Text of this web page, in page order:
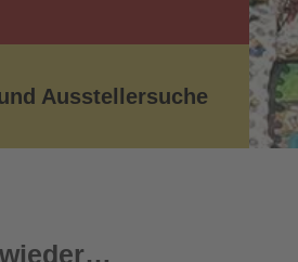
Ausstellersuche